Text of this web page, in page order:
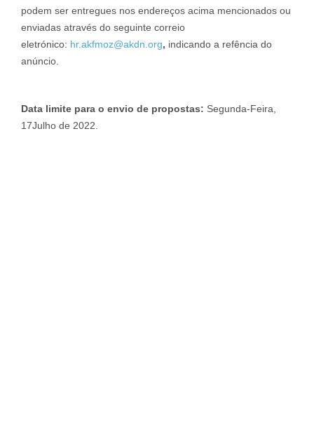
podem ser entregues nos endereços acima mencionados ou
enviadas através do seguinte correio
eletrónico: hr.akfmoz@akdn.org, indicando a refência do
anúncio.
Data limite para o envio de propostas: Segunda-Feira,
17Julho de 2022.